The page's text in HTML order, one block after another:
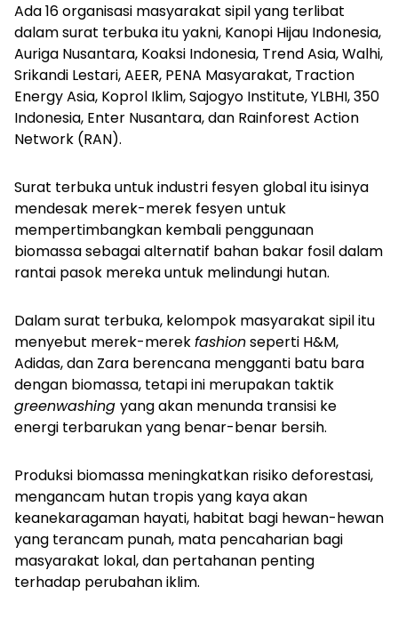
Ada 16 organisasi masyarakat sipil yang terlibat
dalam surat terbuka itu yakni, Kanopi Hijau Indonesia,
Auriga Nusantara, Koaksi Indonesia, Trend Asia, Walhi,
Srikandi Lestari, AEER, PENA Masyarakat, Traction
Energy Asia, Koprol Iklim, Sajogyo Institute, YLBHI, 350
Indonesia, Enter Nusantara, dan Rainforest Action
Network (RAN).
Surat terbuka untuk industri fesyen global itu isinya
mendesak merek-merek fesyen untuk
mempertimbangkan kembali penggunaan
biomassa sebagai alternatif bahan bakar fosil dalam
rantai pasok mereka untuk melindungi hutan.
Dalam surat terbuka, kelompok masyarakat sipil itu
menyebut merek-merekfashionseperti H&M,
Adidas, dan Zara berencana mengganti batu bara
dengan biomassa, tetapi ini merupakan taktik
greenwashing yang akan menunda transisi ke
energi terbarukan yang benar-benar bersih.
Produksi biomassa meningkatkan risiko deforestasi,
mengancam hutan tropis yang kaya akan
keanekaragaman hayati, habitat bagi hewan-hewan
yang terancam punah, mata pencaharian bagi
masyarakat lokal, dan pertahanan penting
terhadap perubahan iklim.